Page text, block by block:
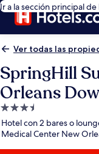
Ir a la sección principal de
Ver todas las
SpringHill
Orleans
Propiedad
de
3.5
estrellas
Hotel con 2 bares o
Medical Center New